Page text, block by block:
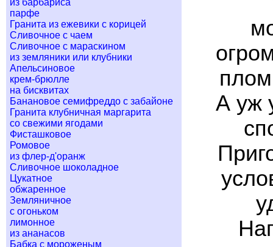
из барбариса
парфе
Гранита из ежевики с корицей
Сливочное с чаем
Сливочное с мараскином
из земляники или клубники
Апельсиновое
крем-брюлле
на бисквитах
Банановое семифреддо с забайоне
Гранита клубничная маргарита
со свежими ягодами
Фисташковое
Ромовое
из флер-д'оранж
Сливочное шоколадное
Цукатное
обжаренное
Земляничное
с огоньком
лимонное
из ананасов
Бабка с мороженым
А уж